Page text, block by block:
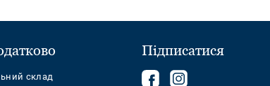
склад
Підписатися
FollowFollow